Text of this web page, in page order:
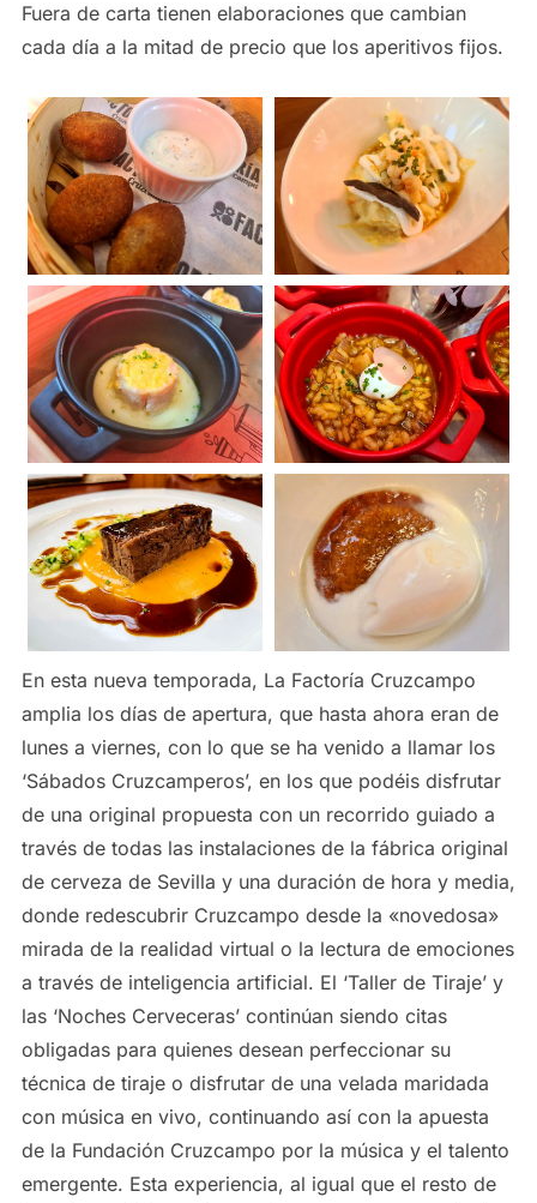
Fuera de carta tienen elaboraciones que cambian
cada día a la mitad de precio que los aperitivos fijos.
En esta nueva temporada, La Factoría Cruzcampo
amplia los días de apertura, que hasta ahora eran de
lunes a viernes, con lo que se ha venido a llamar los
‘Sábados Cruzcamperos’, en los que podéis disfrutar
de una original propuesta con un recorrido guiado a
través de todas las instalaciones de la fábrica original
de cerveza de Sevilla y una duración de hora y media,
donde redescubrir Cruzcampo desde la «novedosa»
mirada de la realidad virtual o la lectura de emociones
a través de inteligencia artificial. El ‘Taller de Tiraje’ y
las ‘Noches Cerveceras’ continúan siendo citas
obligadas para quienes desean perfeccionar su
técnica de tiraje o disfrutar de una velada maridada
con música en vivo, continuando así con la apuesta
de la Fundación Cruzcampo por la música y el talento
emergente. Esta experiencia, al igual que el resto de